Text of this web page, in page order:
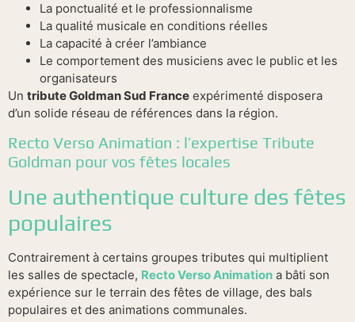
La ponctualité et le professionnalisme
La qualité musicale en conditions réelles
La capacité à créer l’ambiance
Le comportement des musiciens avec le public et les
organisateurs
Un tribute Goldman Sud France expérimenté disposera
d’un solide réseau de références dans la région.
Recto Verso Animation : l’expertise Tribute
Goldman pour vos fêtes locales
Une authentique culture des fêtes
populaires
Contrairement à certains groupes tributes qui multiplient
les salles de spectacle, Recto Verso Animation a bâti son
expérience sur le terrain des fêtes de village, des bals
populaires et des animations communales.